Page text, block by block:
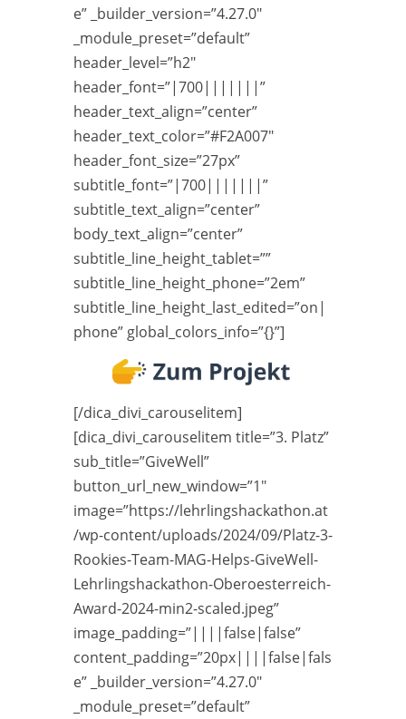
e” _builder_version=”4.27.0″
_module_preset=”default”
header_level=”h2″
header_font=”|700|||||||”
header_text_align=”center”
header_text_color=”#F2A007″
header_font_size=”27px”
subtitle_font=”|700|||||||”
subtitle_text_align=”center”
body_text_align=”center”
subtitle_line_height_tablet=””
subtitle_line_height_phone=”2em”
subtitle_line_height_last_edited=”on|
phone” global_colors_info=”{}”]
[/dica_divi_carouselitem]
[dica_divi_carouselitem title=”3. Platz”
sub_title=”GiveWell”
button_url_new_window=”1″
image=”https://lehrlingshackathon.at
/wp-content/uploads/2024/09/Platz-3-
Rookies-Team-MAG-Helps-GiveWell-
Lehrlingshackathon-Oberoesterreich-
Award-2024-min2-scaled.jpeg”
image_padding=”||||false|false”
content_padding=”20px||||false|fals
e” _builder_version=”4.27.0″
_module_preset=”default”